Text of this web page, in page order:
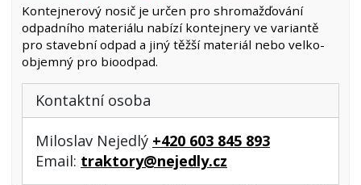
Kontejnerový nosič je určen pro shromažďování
odpadního materiálu nabízí kontejnery ve variantě
pro stavební odpad a jiný těžší materiál nebo velko-
objemný pro bioodpad.
Kontaktní osoba
Miloslav Nejedlý +420 603 845 893
Email: traktory@nejedly.cz